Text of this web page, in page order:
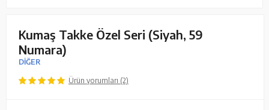
Kumaş Takke Özel Seri (Siyah, 59
Numara)
DİĞER
Ürün yorumları (2)